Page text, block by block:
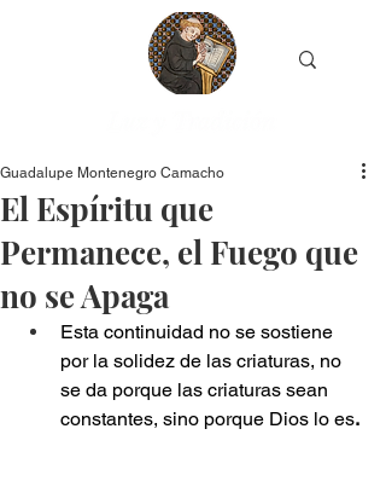
El Espíritu que
Permanece, el Fuego que
no se Apaga
Guadalupe Montenegro Camacho
Esta continuidad no se sostiene
por la solidez de las criaturas, no
se da porque las criaturas sean
constantes, sino porque Dios lo es.